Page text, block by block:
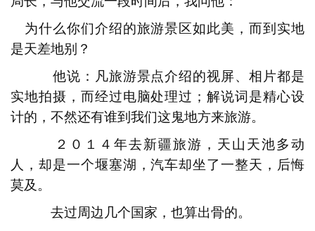
为什么你们介绍的旅游景区如此美，而到实地
是天差地别？
他说：凡旅游景点介绍的视屏、相片都是
实地拍摄，而经过电脑处理过；解说词是精心设
计的，不然还有谁到我们这鬼地方来旅游。
２０１４年去新疆旅游，天山天池多动
人，却是一个堰塞湖，汽车却坐了一整天，后悔
莫及。
去过周边几个国家，也算出骨的。